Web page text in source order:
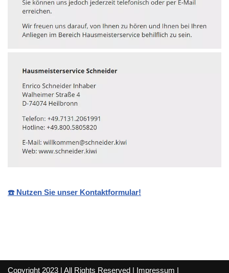
☎️ Nutzen Sie unser Kontaktformular!
Copyright 2023 | All Rights Reserved | Impressum |